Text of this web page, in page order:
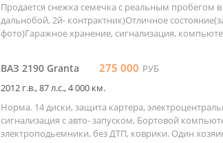
Продается снежка семечка с реальным пробегом
дальнобой, 2й- контрактник)Отличное
фото)Гаражное хранение, сигнализация,
ВАЗ 2190 Granta 275 000 РУБ
2012 г.в., 87 л.c., 4 000 км.
Норма. 14 диски, защита картера,
сигнализация с авто- запуском, Бортовой
электроподьемники, без ДТП, коврики. Один